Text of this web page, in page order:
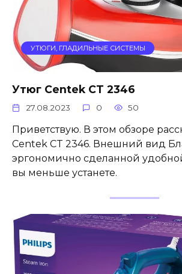
УТЮГИ, ГЛАДИЛЬНЫЕ СИСТЕМЫ
Утюг Centek CT 2346
27.08.2023 0 50
Приветствую. В этом обзоре
Centek CT 2346. Внешний вид
эргономично сделанной
вы меньше устанете.